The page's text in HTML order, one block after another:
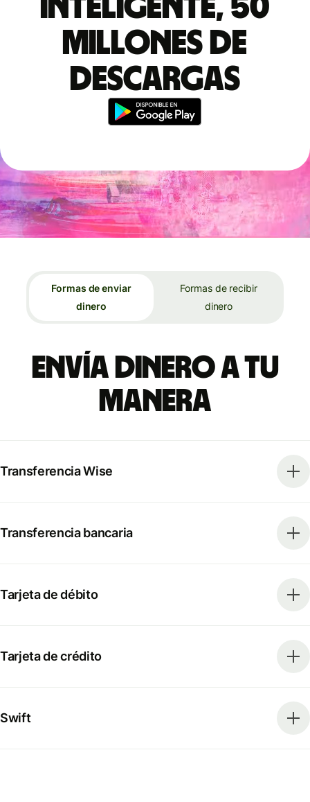
inteligente, 50
millones de
descargas
Formas de enviar
dinero
Formas de recibir
dinero
Envía dinero a tu
manera
Transferencia Wise
Transferencia bancaria
Tarjeta de débito
Tarjeta de crédito
Swift